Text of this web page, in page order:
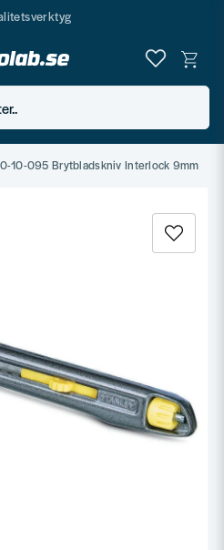
över 999 SEK*
för alla
i Göteborg
10-095 Brytbladskniv Interlock 9mm